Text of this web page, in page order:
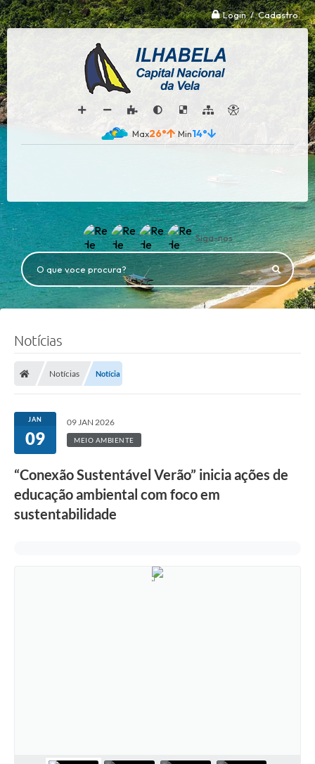
Login / Cadastro
26° 14°
Siga-nos
O que voce procura?
Notícias
Notícias Notícia
JAN
09
09 JAN 2026
MEIO AMBIENTE
“Conexão Sustentável Verão” inicia ações de
educação ambiental com foco em
sustentabilidade